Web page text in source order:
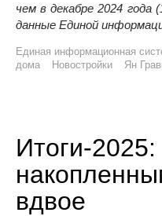
чем в декабре 2024 года
данные Единой
Единая информационная
дома
Новостройки Ян
Итоги-
вдвое